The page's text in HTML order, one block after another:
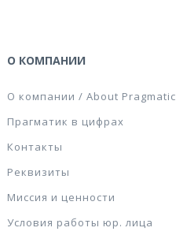
О КОМПАНИИ
О компании / About Pragmatic
Прагматик в цифрах
Контакты
Реквизиты
Миссия и ценности
Условия работы юр. лица